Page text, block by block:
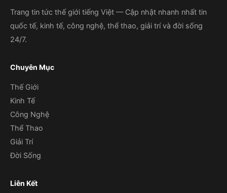
Trang tin tức thế giới tiếng Việt — Cập nhật nhanh nhất tin
quốc tế, kinh tế, công nghệ, thể thao, giải trí và đời sống
24/7.
Chuyên Mục
Thế Giới
Kinh Tế
Công Nghệ
Thể Thao
Giải Trí
Đời Sống
Liên Kết